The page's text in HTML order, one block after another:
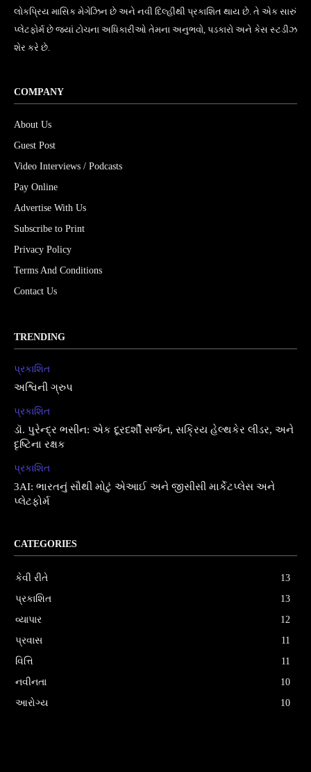
લોકપ્રિય માસિક મેગેઝિન છે અને નવી દિલ્હીથી પ્રકાશિત થાય છે. તે એક સારું
પ્લેટફોર્મ છે જ્યાં ટોચના અધિકારીઓ તેમના અનુભવો, પડકારો અને કેસ સ્ટડીઝ
શેર કરે છે.
COMPANY
About Us
Guest Post
Video Interviews / Podcasts
Pay Online
Advertise With Us
Subscribe to Print
Privacy Policy
Terms And Conditions
Contact Us
TRENDING
પ્રકાશિત
અશ્વિની ગ્રુપ
પ્રકાશિત
ડૉ. પુરેન્દ્ર ભસીન: એક દૂરદર્શી સર્જન, સક્રિય હેલ્થકેર લીડર, અને
દૃષ્ટિના રક્ષક
પ્રકાશિત
3AI: ભારતનું સૌથી મોટું એઆઈ અને જીસીસી માર્કેટપ્લેસ અને
પ્લેટફોર્મ
CATEGORIES
કેવી રીતે
13
પ્રકાશિત
13
વ્યાપાર
12
પ્રવાસ
11
વિત્તિ
11
નવીનતા
10
આરોગ્ય
10